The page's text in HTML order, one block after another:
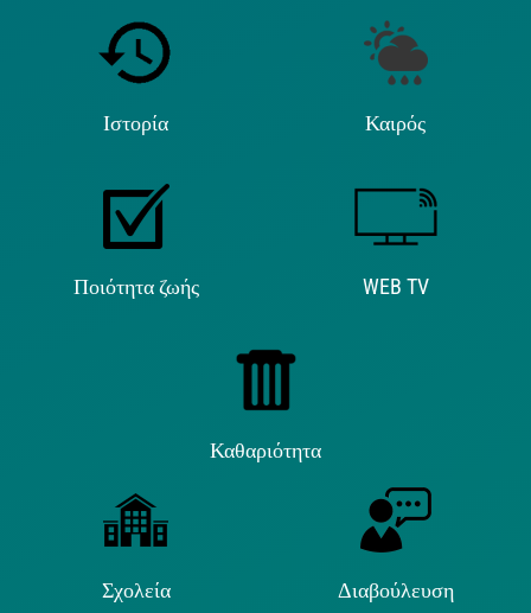
Ιστορία Καιρός
Ποιότητα ζωής WEB TV
Καθαριότητα
Σχολεία Διαβούλευση